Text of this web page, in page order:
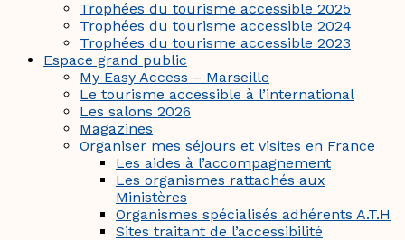
Trophées du tourisme accessible 2025
Trophées du tourisme accessible 2024
Trophées du tourisme accessible 2023
Espace grand public
My Easy Access – Marseille
Le tourisme accessible à l’international
Les salons 2026
Magazines
Organiser mes séjours et visites en France
Les aides à l’accompagnement
Les organismes rattachés aux
Ministères
Organismes spécialisés adhérents A.T.H
Sites traitant de l’accessibilité